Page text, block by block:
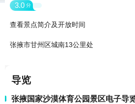
3.0 分
查看景点简介及开放时间
张掖市甘州区城南13公里处
导览
张掖国家沙漠体育公园景区电子导